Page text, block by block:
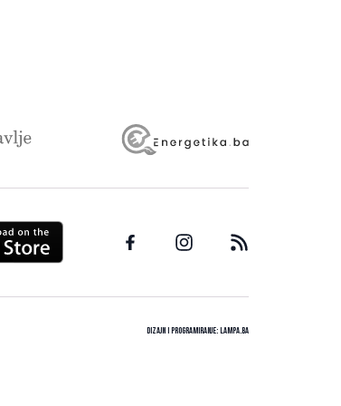
Dizajn i programiranje:Lampa.ba